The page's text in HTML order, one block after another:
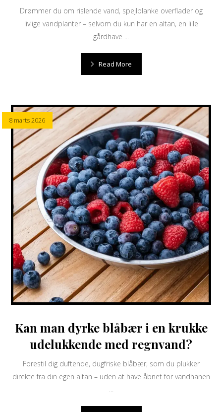
Drømmer du om rislende vand, spejlblanke overflader og
livlige vandplanter – selvom du kun har en altan, en lille
gårdhave ...
Read More
Kan man dyrke blåbær i en krukke
udelukkende med regnvand?
8 marts 2026
Forestil dig duftende, dugfriske blåbær, som du plukker
direkte fra din egen altan – uden at have åbnet for vandhanen